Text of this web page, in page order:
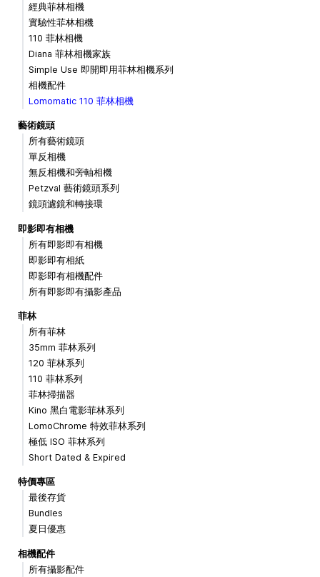
經典菲林相機
實驗性菲林相機
110 菲林相機
Diana 菲林相機家族
Simple Use 即開即用菲林相機系列
相機配件
Lomomatic 110 菲林相機
藝術鏡頭
所有藝術鏡頭
單反相機
無反相機和旁軸相機
Petzval 藝術鏡頭系列
鏡頭濾鏡和轉接環
即影即有相機
所有即影即有相機
即影即有相紙
即影即有相機配件
所有即影即有攝影產品
菲林
所有菲林
35mm 菲林系列
120 菲林系列
110 菲林系列
菲林掃描器
Kino 黑白電影菲林系列
LomoChrome 特效菲林系列
極低 ISO 菲林系列
Short Dated & Expired
特價專區
最後存貨
Bundles
夏日優惠
相機配件
所有攝影配件